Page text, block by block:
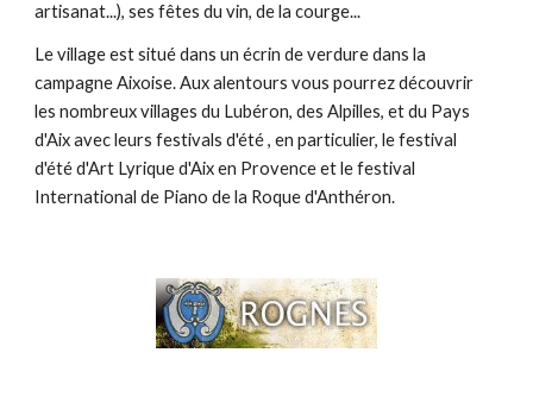
artisanat...), ses fêtes du vin, de la courge...
Le village est situé dans un écrin de verdure dans la
campagne Aixoise. Aux alentours vous pourrez découvrir
les nombreux villages du Lubéron, des Alpilles, et du Pays
d'Aix avec leurs festivals d'été , en particulier, le festival
d'été d'Art Lyrique d'Aix en Provence et le festival
International de Piano de la Roque d'Anthéron.